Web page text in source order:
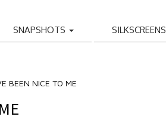
SNAPSHOTS SILKSCREENS
BEEN NICE TO ME